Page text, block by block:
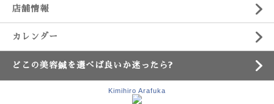
店舗情報
カレンダー
どこの美容鍼を選べば良いか迷ったら?
Kimihiro Arafuka